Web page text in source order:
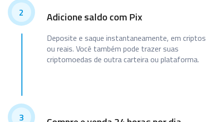
2 Adicione saldo com Pix
Deposite e saque instantaneamente, em criptos
ou reais. Você também pode trazer suas
criptomoedas de outra carteira ou plataforma.
3